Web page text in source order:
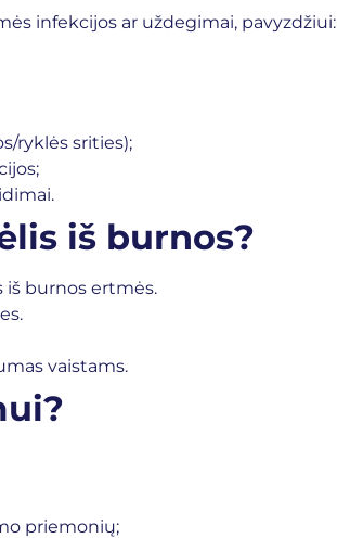
infekcijos ar uždegimai, pavyzdžiui:
ryklės srities);
iš burnos?
burnos ertmės.
vaistams.
priemonių;